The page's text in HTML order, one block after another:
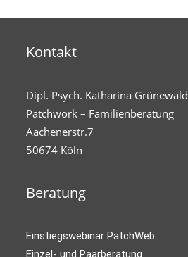
Kontakt
Dipl. Psych. Katharina Grünewald
Patchwork – Familienberatung
Aachenerstr.7
50674 Köln
Beratung
Einstiegswebinar PatchWeb
Einzel- und Paarberatung